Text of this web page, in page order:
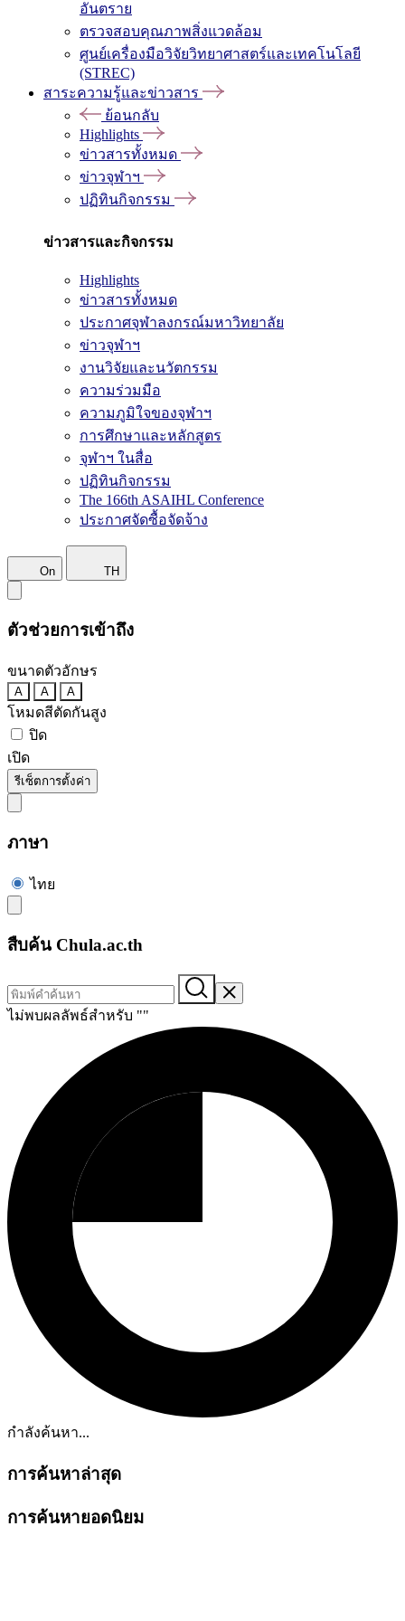
อันตราย
ตรวจสอบคุณภาพสิ่งแวดล้อม
ศูนย์เครื่องมือวิจัยวิทยาศาสตร์และเทคโนโลยี
(STREC)
สาระความรู้และข่าวสาร
ย้อนกลับ
Highlights
ข่าวสารทั้งหมด
ข่าวจุฬาฯ
ปฏิทินกิจกรรม
ข่าวสารและกิจกรรม
Highlights
ข่าวสารทั้งหมด
ประกาศจุฬาลงกรณ์มหาวิทยาลัย
ข่าวจุฬาฯ
งานวิจัยและนวัตกรรม
ความร่วมมือ
ความภูมิใจของจุฬาฯ
การศึกษาและหลักสูตร
จุฬาฯ ในสื่อ
ปฏิทินกิจกรรม
The 166th ASAIHL Conference
ประกาศจัดซื้อจัดจ้าง
On TH
ตัวช่วยการเข้าถึง
ขนาดตัวอักษร
A A A
โหมดสีตัดกันสูง
ปิด
เปิด
รีเซ็ตการตั้งค่า
ภาษา
ไทย
สืบค้น Chula.ac.th
ไม่พบผลลัพธ์สำหรับ ""
กำลังค้นหา...
การค้นหาล่าสุด
การค้นหายอดนิยม